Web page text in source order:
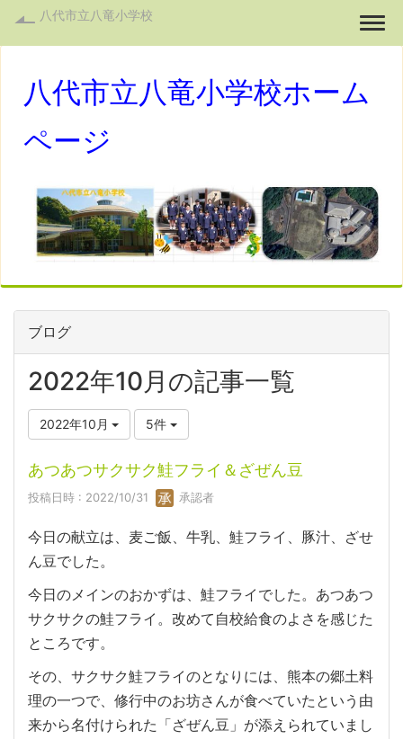
八代市立八竜小学校
八代市立八竜小学校ホーム
ページ
ブログ
2022年10月の記事一覧
2022年10月 5件
あつあつサクサク鮭フライ＆ざぜん豆
投稿日時 : 2022/10/31 承認者
今日の献立は、麦ご飯、牛乳、鮭フライ、豚汁、ざせ
ん豆でした。
今日のメインのおかずは、鮭フライでした。あつあつ
サクサクの鮭フライ。改めて自校給食のよさを感じた
ところです。
その、サクサク鮭フライのとなりには、熊本の郷土料
理の一つで、修行中のお坊さんが食べていたという由
来から名付けられた「ざぜん豆」が添えられていまし